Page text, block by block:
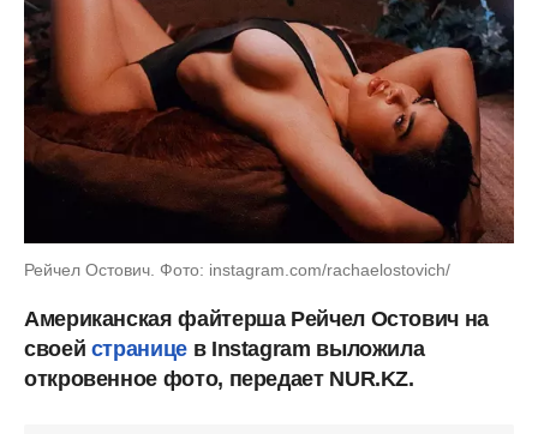
Рейчел Остович. Фото: instagram.com/rachaelostovich/
Американская файтерша Рейчел Остович на
своей страницев Instagram выложила
откровенное фото, передает NUR.KZ.